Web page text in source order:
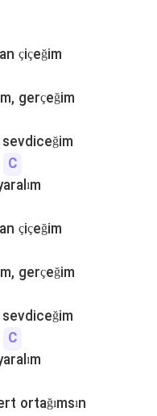
çiçeğim
gerçeğim
C
çiçeğim
gerçeğim
C
ortağımsın